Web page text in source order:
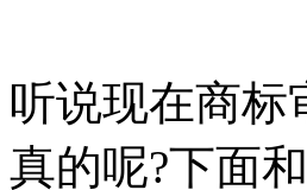
听说现在商标
真的呢?下面